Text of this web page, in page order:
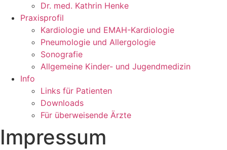
Dr. med. Kathrin Henke
Praxisprofil
Kardiologie und EMAH-Kardiologie
Pneumologie und Allergologie
Sonografie
Allgemeine Kinder- und Jugendmedizin
Info
Links für Patienten
Downloads
Für überweisende Ärzte
Impressum